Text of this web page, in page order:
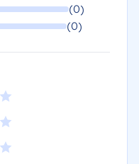
(0)
(0)